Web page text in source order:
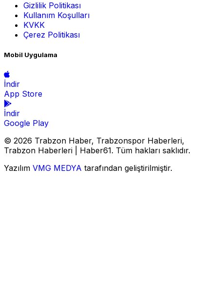
Gizlilik Politikası
Kullanım Koşulları
KVKK
Çerez Politikası
Mobil Uygulama
İndir
App Store
İndir
Google Play
© 2026 Trabzon Haber, Trabzonspor Haberleri,
Trabzon Haberleri | Haber61. Tüm hakları saklıdır.
Yazılım VMG MEDYA tarafından geliştirilmiştir.